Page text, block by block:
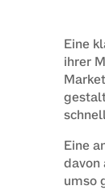
Eine
ihrer
Eine
davon
umso